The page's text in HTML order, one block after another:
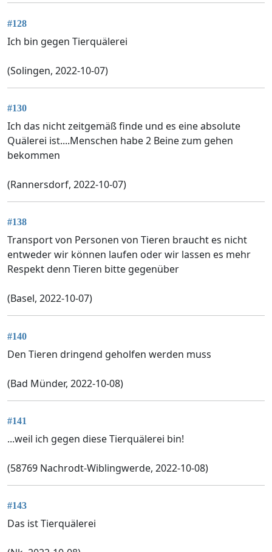
#128
Ich bin gegen Tierquälerei
(Solingen, 2022-10-07)
#130
Ich das nicht zeitgemäß finde und es eine absolute
Quälerei ist....Menschen habe 2 Beine zum gehen
bekommen
(Rannersdorf, 2022-10-07)
#138
Transport von Personen von Tieren braucht es nicht
entweder wir können laufen oder wir lassen es mehr
Respekt denn Tieren bitte gegenüber
(Basel, 2022-10-07)
#140
Den Tieren dringend geholfen werden muss
(Bad Münder, 2022-10-08)
#141
...weil ich gegen diese Tierquälerei bin!
(58769 Nachrodt-Wiblingwerde, 2022-10-08)
#143
Das ist Tierquälerei